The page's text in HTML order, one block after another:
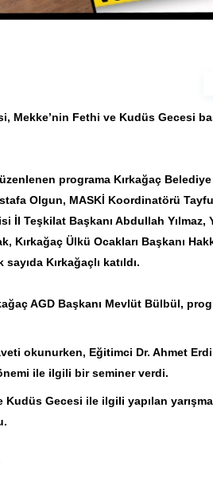
Mekke’nin Fethi ve Kudüs Gecesi
programa Kırkağaç
Olgun, MASKİ Koordinatörü
İl Teşkilat Başkanı Abdullah Yılmaz,
Kırkağaç Ülkü Ocakları Başkanı
Kırkağaçlı katıldı.
AGD Başkanı Mevlüt Bülbül,
okunurken, Eğitimci Dr. Ahmet
ile ilgili bir seminer verdi.
Kudüs Gecesi ile ilgili yapılan